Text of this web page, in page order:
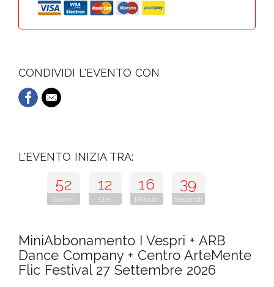
CONDIVIDI L'EVENTO CON
L'EVENTO INIZIA TRA:
52
Giorni
12
Ore
16
Minuti
38
Secondi
MiniAbbonamento I Vespri + ARB
Dance Company + Centro ArteMente
Flic Festival 27 Settembre 2026